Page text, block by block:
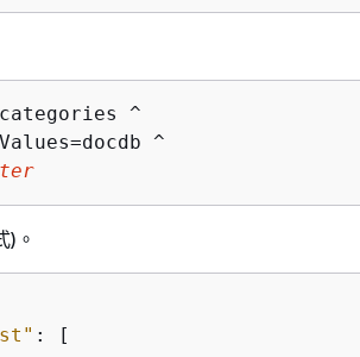
^
^
)。
: [